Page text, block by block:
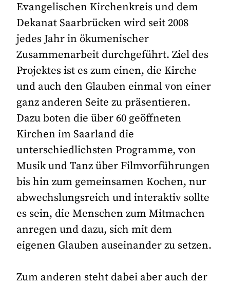
Evangelischen Kirchenkreis und dem
Dekanat Saarbrücken wird seit 2008
jedes Jahr in ökumenischer
Zusammenarbeit durchgeführt. Ziel des
Projektes ist es zum einen, die Kirche
und auch den Glauben einmal von einer
ganz anderen Seite zu präsentieren.
Dazu boten die über 60 geöffneten
Kirchen im Saarland die
unterschiedlichsten Programme, von
Musik und Tanz über Filmvorführungen
bis hin zum gemeinsamen Kochen, nur
abwechslungsreich und interaktiv sollte
es sein, die Menschen zum Mitmachen
anregen und dazu, sich mit dem
eigenen Glauben auseinander zu setzen.
Zum anderen steht dabei aber auch der